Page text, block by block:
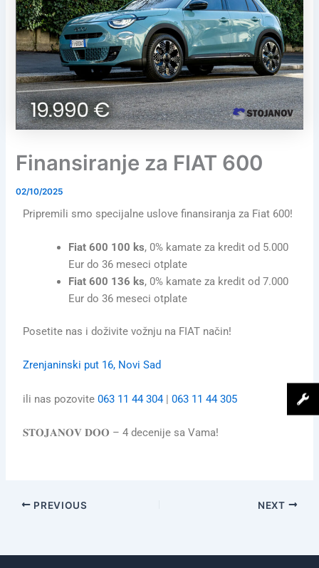
Finansiranje za FIAT 600
02/10/2025
Pripremili smo specijalne uslove finansiranja za Fiat 600!
Fiat 600 100 ks, 0% kamate za kredit od 5.000
Eur do 36 meseci otplate
Fiat 600 136 ks, 0% kamate za kredit od 7.000
Eur do 36 meseci otplate
Posetite nas i doživite vožnju na FIAT način!
Zrenjaninski put 16, Novi Sad
ili nas pozovite063 11 44 304|063 11 44 305
𝐒𝐓𝐎𝐉𝐀𝐍𝐎𝐕 𝐃𝐎𝐎 – 4 decenije sa Vama!
PREVIOUS NEXT